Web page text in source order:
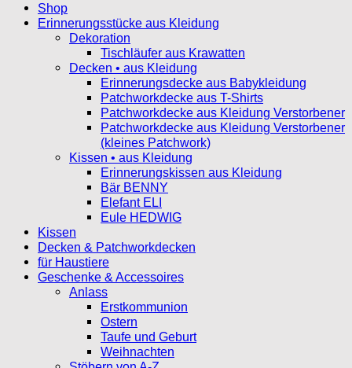
Shop
Erinnerungsstücke aus Kleidung
Dekoration
Tischläufer aus Krawatten
Decken • aus Kleidung
Erinnerungsdecke aus Babykleidung
Patchworkdecke aus T-Shirts
Patchworkdecke aus Kleidung Verstorbener
Patchworkdecke aus Kleidung Verstorbener
(kleines Patchwork)
Kissen • aus Kleidung
Erinnerungskissen aus Kleidung
Bär BENNY
Elefant ELI
Eule HEDWIG
Kissen
Decken & Patchworkdecken
für Haustiere
Geschenke & Accessoires
Anlass
Erstkommunion
Ostern
Taufe und Geburt
Weihnachten